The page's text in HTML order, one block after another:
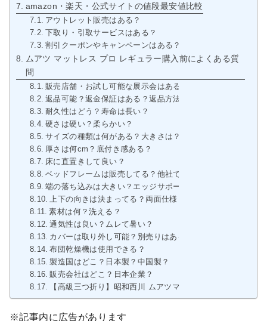
amazon・楽天・公式サイトの値段最安値比較
アウトレット販売はある？
下取り・引取サービスはある？
割引クーポンやキャンペーンはある？
ムアツ マットレス プロ レギュラー購入前によくある質
問
販売店舗・お試し可能な展示会はある？
返品可能？返金保証はある？返品方法は？
耐久性はどう？寿命は長い？
硬さは硬い？柔らかい？
サイズの種類は何がある？大きさは？重さは？
厚さは何cm？底付き感ある？
床に直置きして良い？
ベッドフレームは販売してる？他社で合うものはどれ？
端の落ち込みは大きい？エッジサポートはある？
上下の向きは決まってる？両面仕様？片面仕様？
素材は何？洗える？
通気性は良い？ムレて暑い？
カバーは取り外し可能？別売りはある？
布団乾燥機は使用できる？
製造国はどこ？日本製？中国製？
販売会社はどこ？日本企業？
【高級三つ折り】昭和西川 ムアツマットレスプロ
※記事内に広告があります